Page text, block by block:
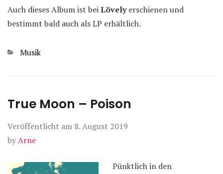
Auch dieses Album ist beiLövelyerschienen und
bestimmt bald auch als LP erhältlich.
Kategorien
Musik
True Moon – Poison
Veröffentlicht am 8. August 2019
byArne
Pünktlich in den